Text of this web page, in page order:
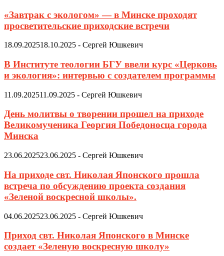
«Завтрак с экологом» — в Минске проходят
просветительские приходские встречи
18.09.202518.10.2025 - Сергей Юшкевич
В Институте теологии БГУ ввели курс «Церковь
и экология»: интервью с создателем программы
11.09.202511.09.2025 - Сергей Юшкевич
День молитвы о творении прошел на приходе
Великомученика Георгия Победоносца города
Минска
23.06.202523.06.2025 - Сергей Юшкевич
На приходе свт. Николая Японского прошла
встреча по обсуждению проекта создания
«Зеленой воскресной школы».
04.06.202523.06.2025 - Сергей Юшкевич
Приход свт. Николая Японского в Минске
создает «Зеленую воскресную школу»